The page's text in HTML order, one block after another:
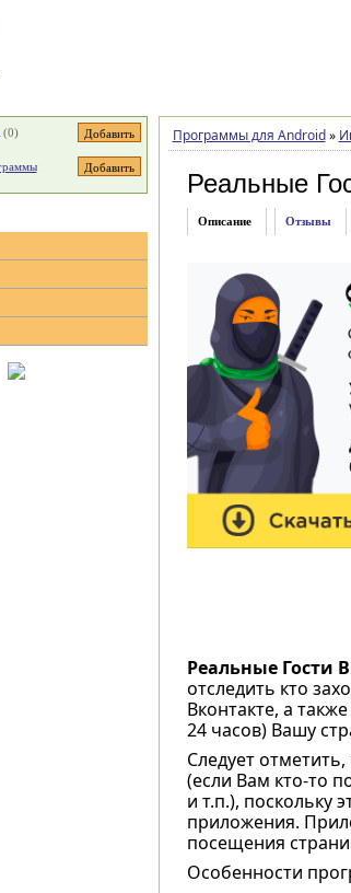
Программы для Android »
Реальные
Описание Отзывы
Реальные Гости
отследить кто
Вконтакте, а
24 часов) Вашу
Следует
(если Вам кто-то
и т.п.), поскольку
приложения.
посещения
Особенности
(0)